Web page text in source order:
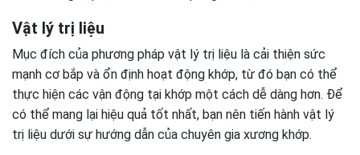
Vật lý trị liệu
Mục đích của phương pháp vật lý trị liệu là cải thiện sức
mạnh cơ bắp và ổn định hoạt động khớp, từ đó bạn có thể
thực hiện các vận động tại khớp một cách dễ dàng hơn. Để
có thể mang lại hiệu quả tốt nhất, bạn nên tiến hành vật lý
trị liệu dưới sự hướng dẫn của chuyên gia xương khớp.